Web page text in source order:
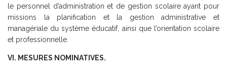
­le personnel d’administration et de gestion scolaire ayant pour
missions la planification et la gestion administrative et
managériale du système éducatif, ainsi que l’orientation scolaire
et professionnelle.
VI. MESURES NOMINATIVES.